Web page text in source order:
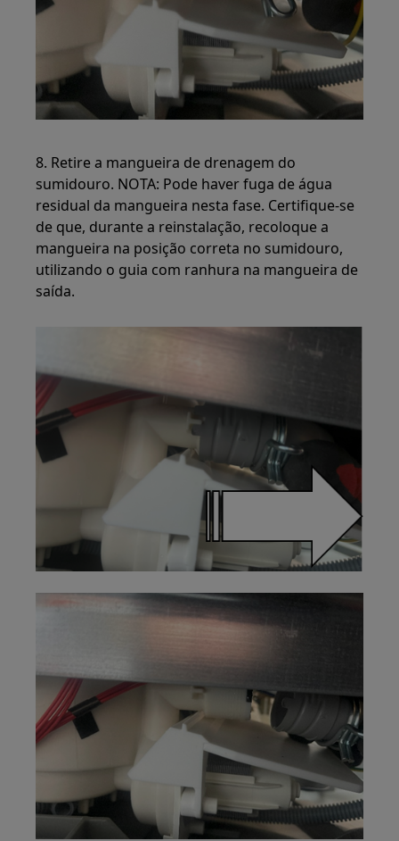
8. Retire a mangueira de drenagem do
sumidouro. NOTA: Pode haver fuga de água
residual da mangueira nesta fase. Certifique-se
de que, durante a reinstalação, recoloque a
mangueira na posição correta no sumidouro,
utilizando o guia com ranhura na mangueira de
saída.